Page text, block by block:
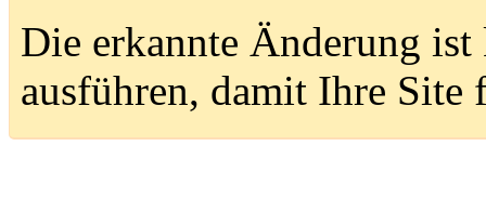
Die erkannte Änderung
ausführen, damit Ihre